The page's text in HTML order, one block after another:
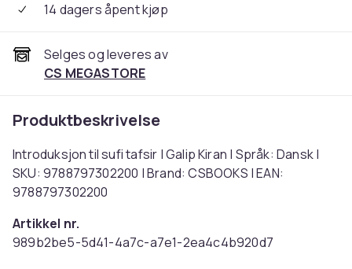
14 dagers åpent kjøp
Selges og leveres av
CS MEGASTORE
Produktbeskrivelse
Introduksjon til sufi tafsir | Galip Kiran | Språk: Dansk |
SKU: 9788797302200 | Brand: CSBOOKS | EAN:
9788797302200
Artikkel nr.
989b2be5-5d41-4a7c-a7e1-2ea4c4b920d7